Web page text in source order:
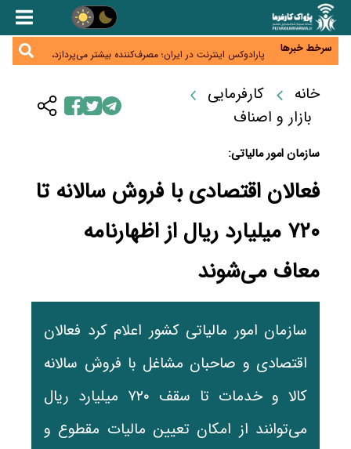
سرخط خبرها
زائران اربعین نگران ارز باقی‌مانده نباشند؛ خرید دینار در
جنگ کریدورها وارد فاز جدید شد؛ سرمایه‌گذاری ۳۴۵
پارادوکس اینترنت در ایران؛ مصرف‌کننده بیشتر می‌پردازد،
شبکه کمتر توسعه می‌یابد
جدید سیاست‌های مالیاتی در حمایت از تولید
معمای تأمین ۸۰ همت معوقات بازنشستگان؛ بانک رفاه
وارد میدان شد
خانه
کارفرمایی
بازار و اصناف
سازمان امور مالیاتی:
فعالان اقتصادی با فروش سالانه تا
۷۲۰ میلیارد ریال از اظهارنامه
معاف می‌شوند
سازمان امور مالیاتی کشور اعلام کرد فعالان
اقتصادی و صاحبان مشاغل با فروش سالانه
کالا و خدمات تا سقف ۷۲۰ میلیارد ریال
می‌توانند از امکان تعیین مالیات مقطوع و